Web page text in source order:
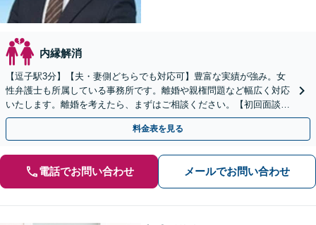
内縁解消
【逗子駅3分】【夫・妻側どちらでも対応可】豊富な実績が強み。女
性弁護士も所属している事務所です。離婚や親権問題など幅広く対応
いたします。離婚を考えたら、まずはご相談ください。【初回面談無
料】【夜間・休日は予約で対応可】【法テラス可】
料金表を見る
電話でお問い合わせ メールでお問い合わせ